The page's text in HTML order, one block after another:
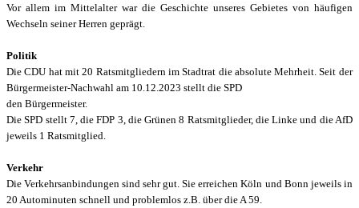
Vor allem im Mittelalter war die Geschichte unseres Gebietes von häufigen
Wechseln seiner Herren geprägt.
Politik
Die CDU hat mit 20 Ratsmitgliedern im Stadtrat die absolute Mehrheit. Seit der
Bürgermeister-Nachwahl am 10.12.2023 stellt die SPD
den Bürgermeister.
Die SPD stellt 7, die FDP 3, die Grünen 8 Ratsmitglieder, die Linke und die AfD
jeweils 1 Ratsmitglied.
Verkehr
Die Verkehrsanbindungen sind sehr gut. Sie erreichen Köln und Bonn jeweils in
20 Autominuten schnell und problemlos z.B. über die A 59.